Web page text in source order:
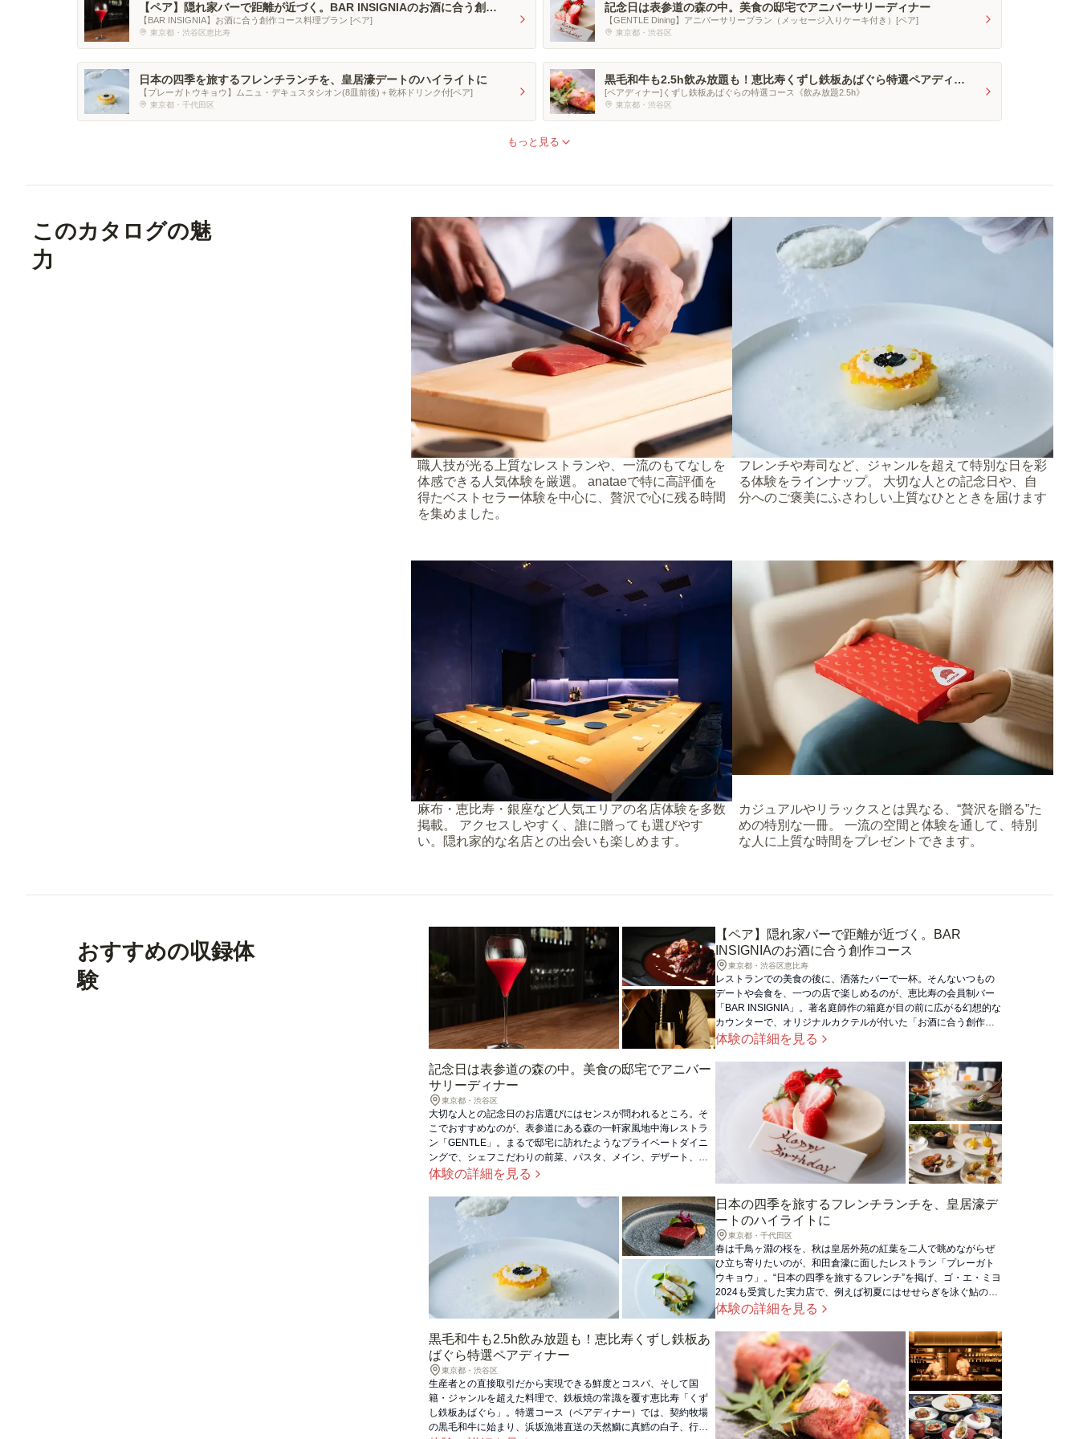
【ペア】隠れ家バーで距離が近づく。BAR INSIGNIAのお酒に合う創作
コース
【BAR INSIGNIA】お酒に合う創作コース料理プラン [ペア]
東京都・渋谷区恵比寿
記念日は表参道の森の中。美食の邸宅でアニバーサリーディナー
【GENTLE Dining】アニバーサリープラン（メッセージ入りケーキ付き）[ペア]
東京都・渋谷区
日本の四季を旅するフレンチランチを、皇居濠デートのハイライトに
【プレーガトウキョウ】ムニュ・デキュスタシオン(8皿前後)＋乾杯ドリンク付[ペア]
東京都・千代田区
黒毛和牛も2.5h飲み放題も！恵比寿くずし鉄板あばぐら特選ペアディナ
ー
[ペアディナー]くずし鉄板あばぐらの特選コース《飲み放題2.5h》
東京都・渋谷区
もっと見る
このカタログの魅
力
職人技が光る上質なレストランや、一流のもてなしを
体感できる人気体験を厳選。 anataeで特に高評価を
得たベストセラー体験を中心に、贅沢で心に残る時間
を集めました。
フレンチや寿司など、ジャンルを超えて特別な日を彩
る体験をラインナップ。 大切な人との記念日や、自
分へのご褒美にふさわしい上質なひとときを届けます
麻布・恵比寿・銀座など人気エリアの名店体験を多数
掲載。 アクセスしやすく、誰に贈っても選びやす
い。隠れ家的な名店との出会いも楽しめます。
カジュアルやリラックスとは異なる、“贅沢を贈る”た
めの特別な一冊。 一流の空間と体験を通して、特別
な人に上質な時間をプレゼントできます。
おすすめの収録体
験
【ペア】隠れ家バーで距離が近づく。BAR
INSIGNIAのお酒に合う創作コース
東京都・渋谷区恵比寿
レストランでの美食の後に、洒落たバーで一杯。そんないつもの
デートや会食を、一つの店で楽しめるのが、恵比寿の会員制バー
「BAR INSIGNIA」。著名庭師作の箱庭が目の前に広がる幻想的な
カウンターで、オリジナルカクテルが付いた「お酒に合う創作コ
ース」、もしくは「同コース＋3杯のマリアージュ付き」のプラン
体験の詳細を見る
記念日は表参道の森の中。美食の邸宅でアニバー
サリーディナー
東京都・渋谷区
大切な人との記念日のお店選びにはセンスが問われるところ。そ
こでおすすめなのが、表参道にある森の一軒家風地中海レストラ
ン「GENTLE」。まるで邸宅に訪れたようなプライベートダイニ
ングで、シェフこだわりの前菜、パスタ、メイン、デザート、食
後のドリンク、メッセージ付ケーキまで全6品が揃ったアニバーサ
ペアやご自身の記念日に。（※メニューは仕入状況等により変更
となる場合がございます。予めご了承ください。）
体験の詳細を見る
日本の四季を旅するフレンチランチを、皇居濠デ
ートのハイライトに
東京都・千代田区
春は千鳥ヶ淵の桜を、秋は皇居外苑の紅葉を二人で眺めながらぜ
ひ立ち寄りたいのが、和田倉濠に面したレストラン「プレーガト
ウキョウ」。“日本の四季を旅するフレンチ”を掲げ、ゴ・エ・ミヨ
2024も受賞した実力店で、例えば初夏にはせせらぎを泳ぐ鮎の
姿、冬には雪景色を表した一皿など、四季彩豊かなフレンチコー
キュスタシオン」を二人の最高の思い出に。（※体験ギフト予約
不可の時期があります。追加情報を確認ください。）（※一度に
予約可能な人数には制限がありますので、追加情報より必ずご確
認ください。）
体験の詳細を見る
黒毛和牛も2.5h飲み放題も！恵比寿くずし鉄板あ
ばぐら特選ペアディナー
東京都・渋谷区
生産者との直接取引だから実現できる鮮度とコスパ、そして国
籍・ジャンルを超えた料理で、鉄板焼の常識を覆す恵比寿「くず
し鉄板あばぐら」。特選コース（ペアディナー）では、契約牧場
の黒毛和牛に始まり、浜坂漁港直送の天然鰤に真鱈の白子、行方